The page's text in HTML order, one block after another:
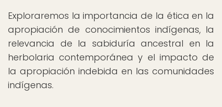
Exploraremos la importancia de la ética en la
apropiación de conocimientos indígenas, la
relevancia de la sabiduría ancestral en la
herbolaria contemporánea y el impacto de
la apropiación indebida en las comunidades
indígenas.